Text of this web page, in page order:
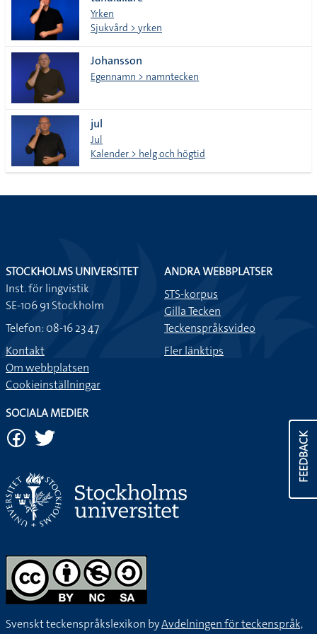
lista
Yrken
Sjukvård > yrken
Johansson
Egennamn > namntecken
jul
Jul
Kalender > helg och högtid
FEEDBACK
STOCKHOLMS UNIVERSITET
Inst. för lingvistik
SE-106 91 Stockholm
Telefon: 08-16 23 47
Kontakt
Om webbplatsen
Cookieinställningar
ANDRA WEBBPLATSER
STS-korpus
Gilla Tecken
Teckenspråksvideo
Fler länktips
SOCIALA MEDIER
Svenskt teckenspråkslexikon byAvdelningen för teckenspråk,